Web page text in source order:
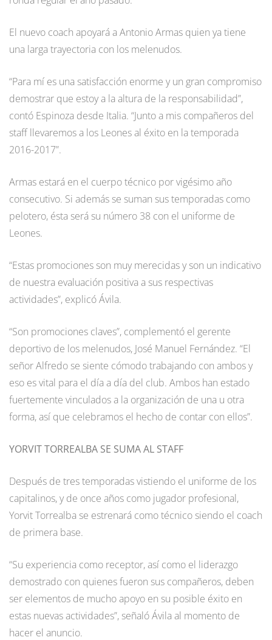
El nuevo coach apoyará a Antonio Armas quien ya tiene
una larga trayectoria con los melenudos.
“Para mí es una satisfacción enorme y un gran compromiso
demostrar que estoy a la altura de la responsabilidad”,
contó Espinoza desde Italia. “Junto a mis compañeros del
staff llevaremos a los Leones al éxito en la temporada
2016-2017”.
Armas estará en el cuerpo técnico por vigésimo año
consecutivo. Si además se suman sus temporadas como
pelotero, ésta será su número 38 con el uniforme de
Leones.
“Estas promociones son muy merecidas y son un indicativo
de nuestra evaluación positiva a sus respectivas
actividades”, explicó Ávila.
“Son promociones claves”, complementó el gerente
deportivo de los melenudos, José Manuel Fernández. “El
señor Alfredo se siente cómodo trabajando con ambos y
eso es vital para el día a día del club. Ambos han estado
fuertemente vinculados a la organización de una u otra
forma, así que celebramos el hecho de contar con ellos”.
YORVIT TORREALBA SE SUMA AL STAFF
Después de tres temporadas vistiendo el uniforme de los
capitalinos, y de once años como jugador profesional,
Yorvit Torrealba se estrenará como técnico siendo el coach
de primera base.
“Su experiencia como receptor, así como el liderazgo
demostrado con quienes fueron sus compañeros, deben
ser elementos de mucho apoyo en su posible éxito en
estas nuevas actividades”, señaló Ávila al momento de
hacer el anuncio.